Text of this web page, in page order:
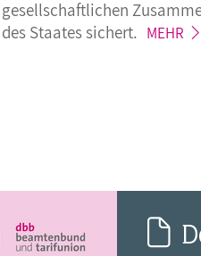
gesellschaftlichen
des Staatessichert. MEHR